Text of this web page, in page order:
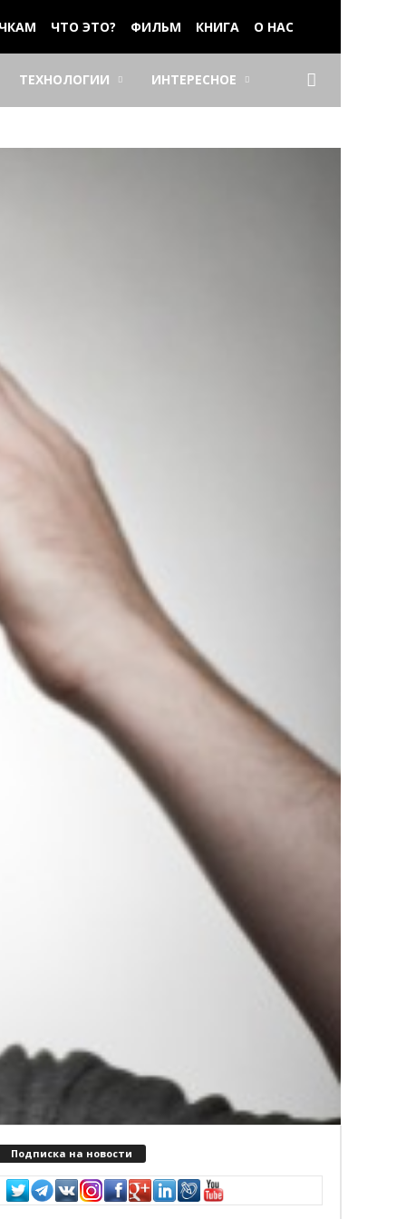
ЧТО ЭТО? ФИЛЬМ КНИГА О НАС
ТЕХНОЛОГИИ ИНТЕРЕСНОЕ
Подписка на новости